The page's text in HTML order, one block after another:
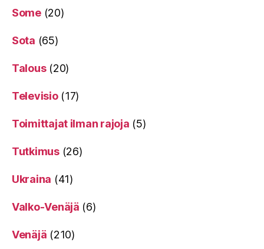
Some(20)
Sota (65)
Talous(20)
Televisio(17)
Toimittajat ilman rajoja (5)
Tutkimus(26)
Ukraina (41)
Valko-Venäjä (6)
Venäjä (210)